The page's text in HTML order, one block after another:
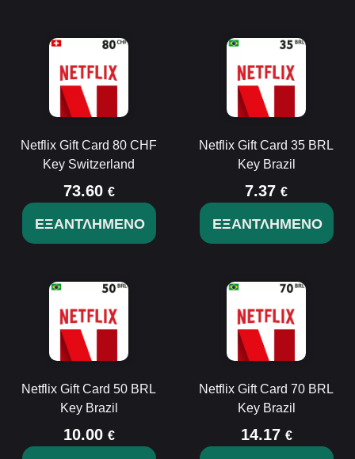
Netflix Gift Card 80 CHF
Key Switzerland
73.60 €
ΕΞΑΝΤΛΗΜΈΝΟ
Netflix Gift Card 35 BRL
Key Brazil
7.37 €
ΕΞΑΝΤΛΗΜΈΝΟ
Netflix Gift Card 50 BRL
Key Brazil
10.00 €
Netflix Gift Card 70 BRL
Key Brazil
14.17 €